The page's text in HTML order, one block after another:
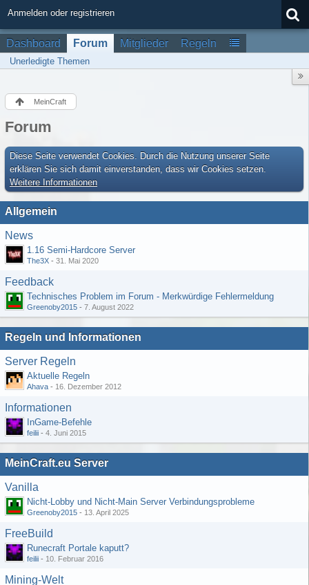
Anmelden oder registrieren
Dashboard Forum Mitglieder Regeln
Unerledigte Themen
MeinCraft
Forum
Diese Seite verwendet Cookies. Durch die Nutzung unserer Seite
erklären Sie sich damit einverstanden, dass wir Cookies setzen.
Weitere Informationen
Allgemein
News
1.16 Semi-Hardcore Server
The3X - 31. Mai 2020
Feedback
Technisches Problem im Forum - Merkwürdige Fehlermeldung
Greenoby2015 - 7. August 2022
Regeln und Informationen
Server Regeln
Aktuelle Regeln
Ahava - 16. Dezember 2012
Informationen
InGame-Befehle
feilii - 4. Juni 2015
MeinCraft.eu Server
Vanilla
Nicht-Lobby und Nicht-Main Server Verbindungsprobleme
Greenoby2015 - 13. April 2025
FreeBuild
Runecraft Portale kaputt?
feilii - 10. Februar 2016
Mining-Welt